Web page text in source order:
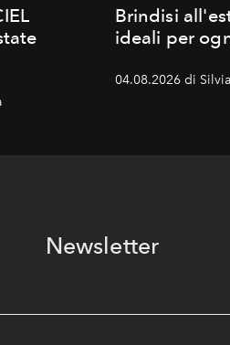
Brindisi
ideali per
04.08.2026 di
Newsletter